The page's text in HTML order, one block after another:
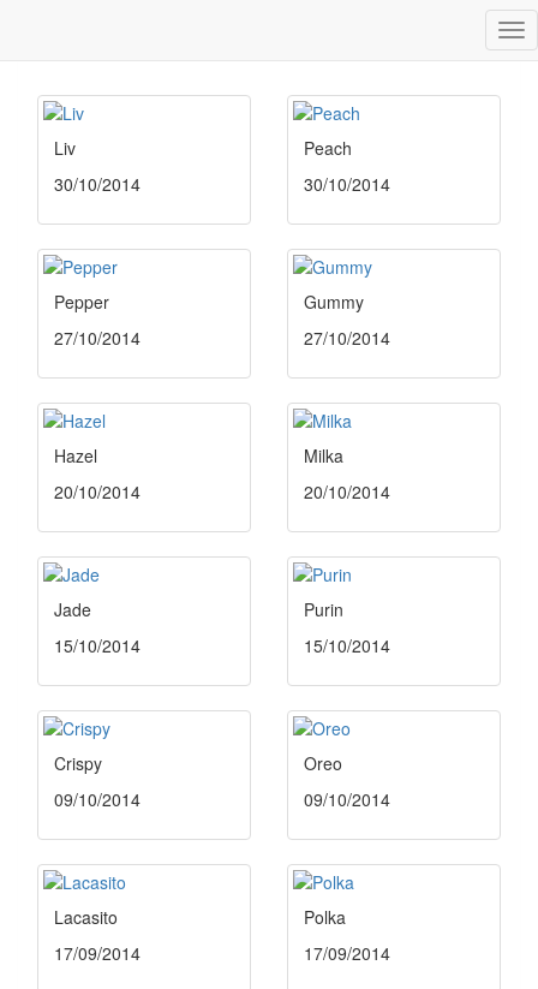
Liv
30/10/2014
Peach
30/10/2014
Pepper
27/10/2014
Gummy
27/10/2014
Hazel
20/10/2014
Milka
20/10/2014
Jade
15/10/2014
Purin
15/10/2014
Crispy
09/10/2014
Oreo
09/10/2014
Lacasito
17/09/2014
Polka
17/09/2014